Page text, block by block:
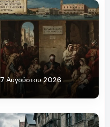
7 Αυγούστου 2026